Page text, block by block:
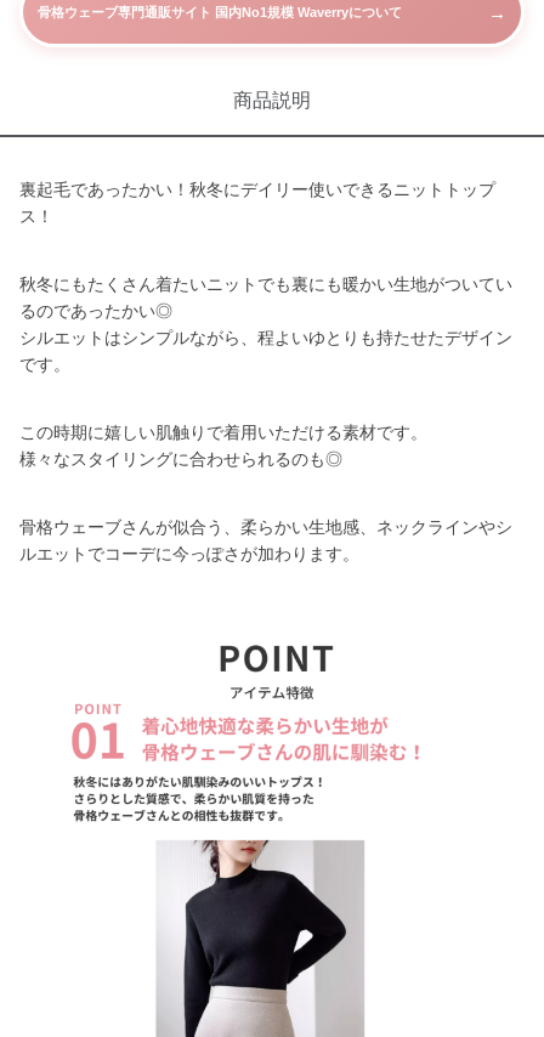
骨格ウェーブ専門通販サイト 国内No1規模 Waverryについて →
商品説明
裏起毛であったかい！秋冬にデイリー使いできるニットトップ
ス！
秋冬にもたくさん着たいニットでも裏にも暖かい生地がついてい
るのであったかい◎
シルエットはシンプルながら、程よいゆとりも持たせたデザイン
です。
この時期に嬉しい肌触りで着用いただける素材です。
様々なスタイリングに合わせられるのも◎
骨格ウェーブさんが似合う、柔らかい生地感、ネックラインやシ
ルエットでコーデに今っぽさが加わります。